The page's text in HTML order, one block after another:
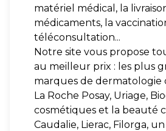
matériel médical, la
médicaments, la
téléconsultation...
Notre site vous propose
au meilleur prix : les plus
marques de dermatologie
La Roche Posay, Uriage,
cosmétiques et la beauté
Caudalie, Lierac, Filorga,